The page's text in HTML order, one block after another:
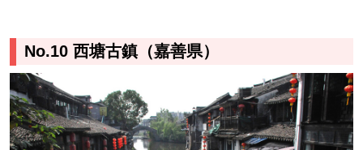
No.10 西塘古鎮（嘉善県）